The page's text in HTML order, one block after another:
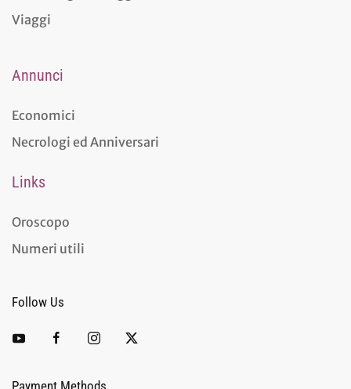
Viaggi
Annunci
Economici
Necrologi ed Anniversari
Links
Oroscopo
Numeri utili
Follow Us